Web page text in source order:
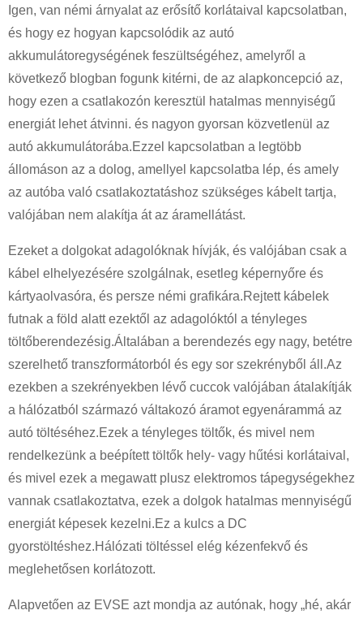
Igen, van némi árnyalat az erősítő korlátaival kapcsolatban,
és hogy ez hogyan kapcsolódik az autó
akkumulátoregységének feszültségéhez, amelyről a
következő blogban fogunk kitérni, de az alapkoncepció az,
hogy ezen a csatlakozón keresztül hatalmas mennyiségű
energiát lehet átvinni. és nagyon gyorsan közvetlenül az
autó akkumulátorába.Ezzel kapcsolatban a legtöbb
állomáson az a dolog, amellyel kapcsolatba lép, és amely
az autóba való csatlakoztatáshoz szükséges kábelt tartja,
valójában nem alakítja át az áramellátást.
Ezeket a dolgokat adagolóknak hívják, és valójában csak a
kábel elhelyezésére szolgálnak, esetleg képernyőre és
kártyaolvasóra, és persze némi grafikára.Rejtett kábelek
futnak a föld alatt ezektől az adagolóktól a tényleges
töltőberendezésig.Általában a berendezés egy nagy, betétre
szerelhető transzformátorból és egy sor szekrényből áll.Az
ezekben a szekrényekben lévő cuccok valójában átalakítják
a hálózatból származó váltakozó áramot egyenárammá az
autó töltéséhez.Ezek a tényleges töltők, és mivel nem
rendelkezünk a beépített töltők hely- vagy hűtési korlátaival,
és mivel ezek a megawatt plusz elektromos tápegységekhez
vannak csatlakoztatva, ezek a dolgok hatalmas mennyiségű
energiát képesek kezelni.Ez a kulcs a DC
gyorstöltéshez.Hálózati töltéssel elég kézenfekvő és
meglehetősen korlátozott.
Alapvetően az EVSE azt mondja az autónak, hogy „hé, akár